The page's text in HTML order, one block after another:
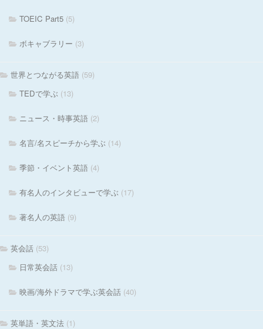
TOEIC Part5 (5)
ボキャブラリー (3)
世界とつながる英語 (59)
TEDで学ぶ (13)
ニュース・時事英語 (2)
名言/名スピーチから学ぶ (14)
季節・イベント英語 (4)
有名人のインタビューで学ぶ (17)
著名人の英語 (9)
英会話 (53)
日常英会話 (13)
映画/海外ドラマで学ぶ英会話 (40)
英単語・英文法 (1)